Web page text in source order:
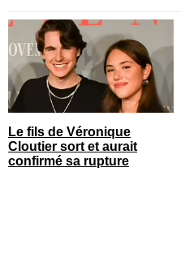
Le fils de Véronique
Cloutier sort et aurait
confirmé sa rupture